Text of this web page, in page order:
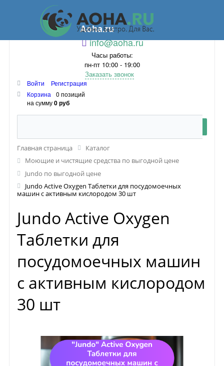
Aoha.ru
info@aoha.ru
Часы работы:
пн-пт 10:00 - 19:00
Заказать звонок
Войти
Регистрация
Корзина
0 позиций
на сумму0 руб
Главная страница
Каталог
Моющие и чистящие средства по выгодной цене
Jundo по выгодной цене
Jundo Active Oxygen Таблетки для посудомоечных
машин с активным кислородом 30 шт
Jundo Active Oxygen
Таблетки для
посудомоечных машин
с активным кислородом
30 шт